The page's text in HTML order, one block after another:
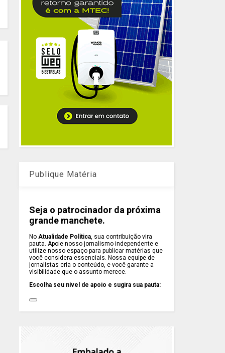
Publique Matéria
Seja o patrocinador da próxima
grande manchete.
NoAtualidade Política, sua contribuição vira
pauta. Apoie nosso jornalismo independente e
utilize nosso espaço para publicar matérias que
você considera essenciais. Nossa equipe de
jornalistas cria o conteúdo, e você garante a
visibilidade que o assunto merece.
Escolha seu nível de apoio e sugira sua pauta: